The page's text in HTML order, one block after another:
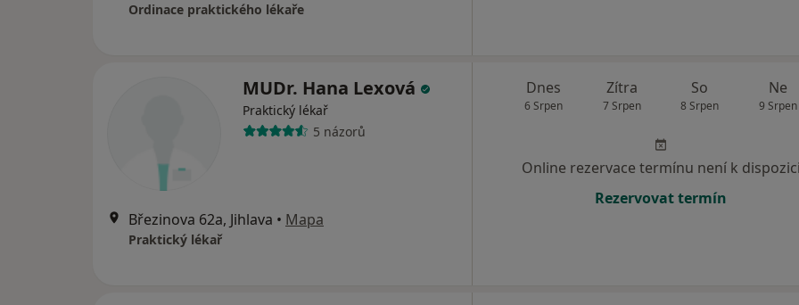
Ordinace praktického lékaře
MUDr. Hana Lexová
Praktický lékař
5 názorů
Březinova 62a, Jihlava • Mapa
Praktický lékař
Dnes
6 Srpen
Zítra
7 Srpen
So
8 Srpen
Ne
9 Srpen
Online rezervace termínu není k dispozici
Rezervovat termín